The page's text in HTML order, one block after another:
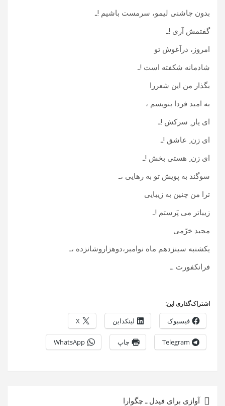
بدون چاشنی لیمو، سرمست باشیم !ـ
گفتمش آری !ـ
امروز، درآغوش تو
شادمانه شکفته است !ـ
بگذار من این شعررا
به امید فردا بنویسم ،
ای یار ِ سرکش !ـ
ای زن ِ عاشق !ـ
ای زن ِ هستی بخش !ـ
سوگند به پویش تو به رهایی ،ـ
ترا من چنین به زیبایی
زیباتر می پَرستم !ـ
مجید خرّمی
یکشنبه سینزدهم ماه نوامبر،دوهزاروشانزده ،ـ
فرانکفورت .ـ
اشتراک‌گذاری این:
فیسبوک لینکداین X
Telegram چاپ WhatsApp
راهبری
آوازی برای فیدل ـ چگوارا